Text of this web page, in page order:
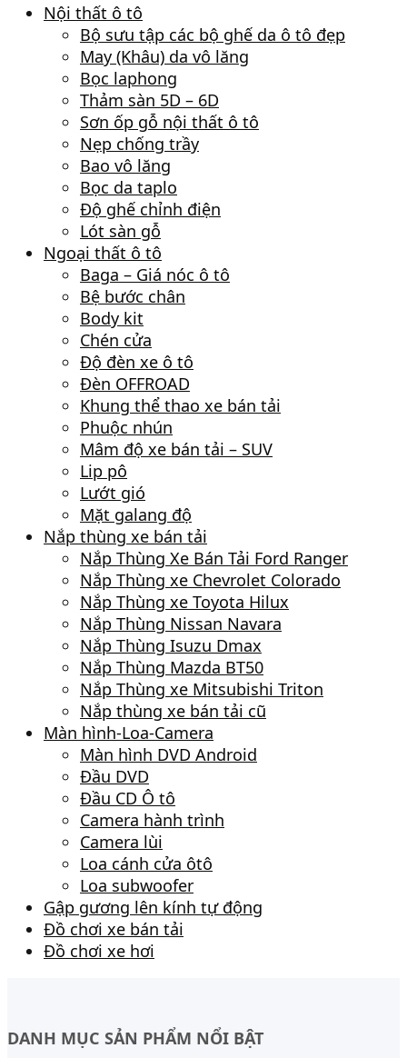
Nội thất ô tô
Bộ sưu tập các bộ ghế da ô tô đẹp
May (Khâu) da vô lăng
Bọc laphong
Thảm sàn 5D – 6D
Sơn ốp gỗ nội thất ô tô
Nẹp chống trầy
Bao vô lăng
Bọc da taplo
Độ ghế chỉnh điện
Lót sàn gỗ
Ngoại thất ô tô
Baga – Giá nóc ô tô
Bệ bước chân
Body kit
Chén cửa
Độ đèn xe ô tô
Đèn OFFROAD
Khung thể thao xe bán tải
Phuộc nhún
Mâm độ xe bán tải – SUV
Lip pô
Lướt gió
Mặt galang độ
Nắp thùng xe bán tải
Nắp Thùng Xe Bán Tải Ford Ranger
Nắp Thùng xe Chevrolet Colorado
Nắp Thùng xe Toyota Hilux
Nắp Thùng Nissan Navara
Nắp Thùng Isuzu Dmax
Nắp Thùng Mazda BT50
Nắp Thùng xe Mitsubishi Triton
Nắp thùng xe bán tải cũ
Màn hình-Loa-Camera
Màn hình DVD Android
Đầu DVD
Đầu CD Ô tô
Camera hành trình
Camera lùi
Loa cánh cửa ôtô
Loa subwoofer
Gập gương lên kính tự động
Đồ chơi xe bán tải
Đồ chơi xe hơi
DANH MỤC SẢN PHẨM NỔI BẬT